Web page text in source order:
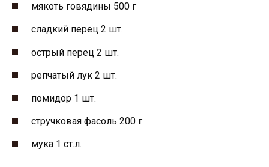
мякоть говядины 500 г
сладкий перец 2 шт.
острый перец 2 шт.
репчатый лук 2 шт.
помидор 1 шт.
стручковая фасоль 200 г
мука 1 ст.л.